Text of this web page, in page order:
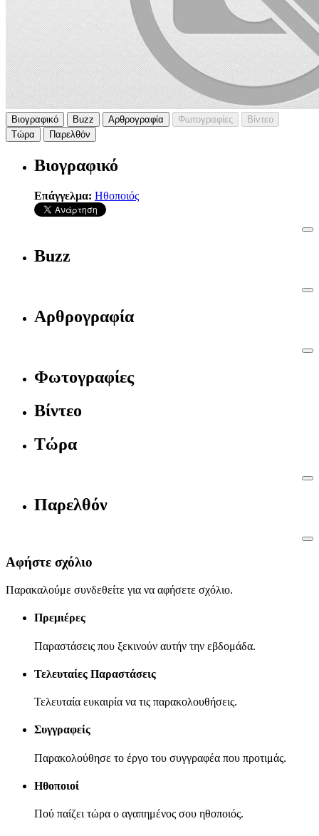
Βιογραφικό Buzz Αρθρογραφία Φωτογραφίες
Βίντεο
Τώρα
Παρελθόν
Βιογραφικό
Επάγγελμα: Ηθοποιός
Buzz
Αρθρογραφία
Φωτογραφίες
Βίντεο
Τώρα
Παρελθόν
Αφήστε σχόλιο
Παρακαλούμε συνδεθείτε για να αφήσετε σχόλιο.
Πρεμιέρες
Παραστάσεις που ξεκινούν αυτήν την εβδομάδα.
Τελευταίες Παραστάσεις
Τελευταία ευκαιρία να τις παρακολουθήσεις.
Συγγραφείς
Παρακολούθησε το έργο του συγγραφέα που προτιμάς.
Ηθοποιοί
Πού παίζει τώρα ο αγαπημένος σου ηθοποιός.